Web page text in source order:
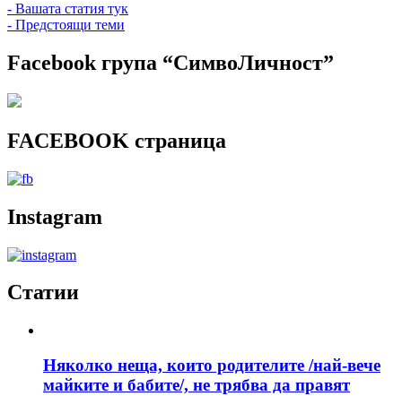
- Вашата статия тук
- Предстоящи теми
Facebook група “СимвоЛичност”
FACEBOOK страница
Instagram
Статии
Няколко неща, които родителите /най-вече
майките и бабите/, не трябва да правят